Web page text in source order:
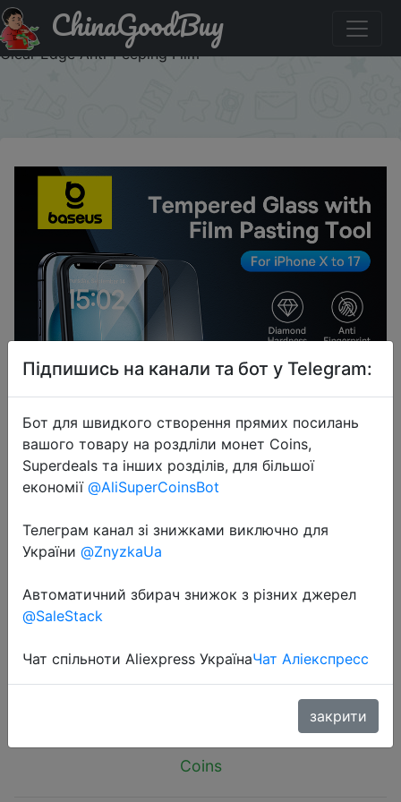
Придбати Baseus Tempered Glass for iPhone 17 16 Pro
Max Screen Protector for iPhone 15 14 13 12 11 Pro Max
Clear Edge Anti-Peeping Film
ChinaGoodBuy
2026-05-21
Baseus Tempered Glass for iPhone
iPhone 15 14 13 12 11 Pro Max Clear
Edge Anti-Peeping Film
$3.59
Coins
Підпишись на канали та бот у Telegram:
Бот для швидкого створення прямих посилань
вашого товару на роздліли монет Coins,
Superdeals та інших розділів, для більшої
економії @AliSuperCoinsBot
Телеграм канал зі знижками виключно для
України @ZnyzkaUa
Автоматичний збирач знижок з різних джерел
@SaleStack
Чат спільноти Aliexpress УкраїнаЧат Аліекспресс
закрити